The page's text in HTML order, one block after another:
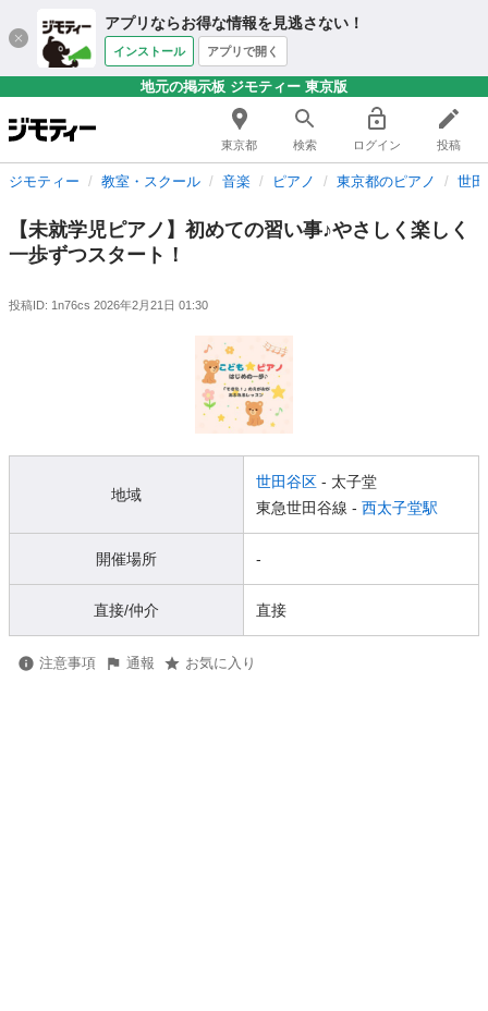
アプリならお得な情報を見逃さない！
インストール アプリで開く
地元の掲示板 ジモティー 東京版
東京都 検索 ログイン 投稿
ジモティー 教室・スクール 音楽 ピアノ 東京都のピアノ 世
【未就学児ピアノ】初めての習い事♪やさしく楽しく
一歩ずつスタート！
投稿ID: 1n76cs 2026年2月21日 01:30
地域
世田谷区 - 太子堂
東急世田谷線 - 西太子堂駅
開催場所 -
直接/仲介 直接
注意事項 通報 お気に入り